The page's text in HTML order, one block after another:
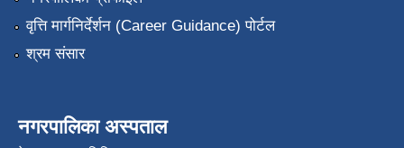
वृत्ति मार्गनिर्देर्शन (Career Guidance) पोर्टल
श्रम संसार
नगरपालिका अस्पताल